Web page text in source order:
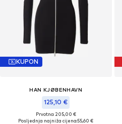
KUPON
HAN KJØBENHAVN
125,10 €
Prvotno: 205,00 €
Posljednja najniža cijena:55,60 €